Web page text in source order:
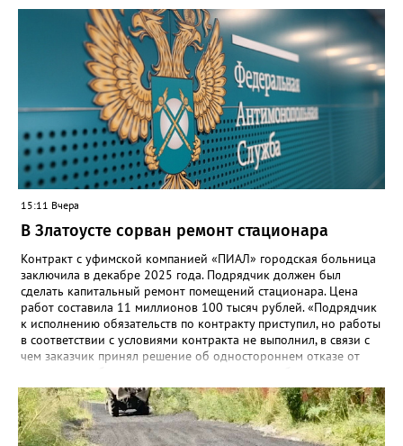
региональном министерстве образования. - Платформа ТОР
“Моя школа” объединит все школьные сервисы в единую
безопасную государственную экосистему. Предполагается, что
переход пройдёт максимально комфортно для пользователей».
Привычные функции - оценки, расписание, домашние задания,
связь с учителями, знакомые пользователям экосистемы
«Госуслуги Моя школа», не просто сохранятся, они будут
собраны в одном месте, подчеркнули в ведомстве. Причём в
этом случае переход на ТОР станет вообще незаметным.
15:11 Вчера
В Златоусте сорван ремонт стационара
Контракт с уфимской компанией «ПИАЛ» городская больница
заключила в декабре 2025 года. Подрядчик должен был
сделать капитальный ремонт помещений стационара. Цена
работ составила 11 миллионов 100 тысяч рублей. «Подрядчик
к исполнению обязательств по контракту приступил, но работы
в соответствии с условиями контракта не выполнил, в связи с
чем заказчик принял решение об одностороннем отказе от
Челябинском УФАС. Антимонопольная служба приняла
решение включить ООО «ПИАЛ» в реестр недобросовестных
поставщиков. В чёрном списке уфимский подрядчик будет два
года.